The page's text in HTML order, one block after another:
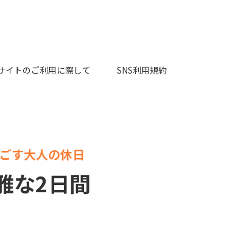
イトのご利用に際して SNS利用規約
す大人の休日
な2日間